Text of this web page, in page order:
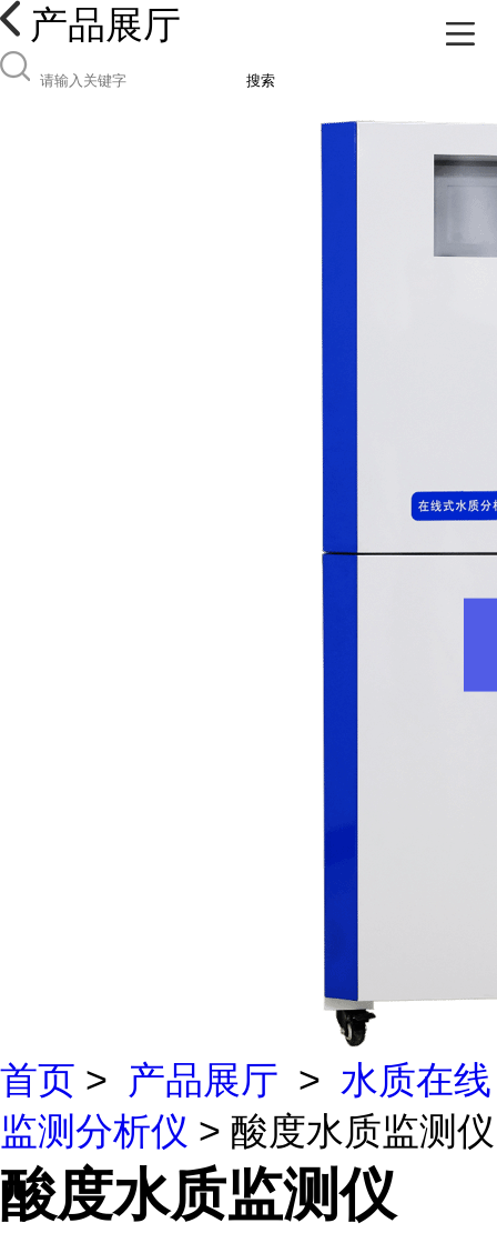
产品展厅
搜索
首页 > 产品展厅 > 水质在线
监测分析仪 > 酸度水质监测仪
酸度水质监测仪